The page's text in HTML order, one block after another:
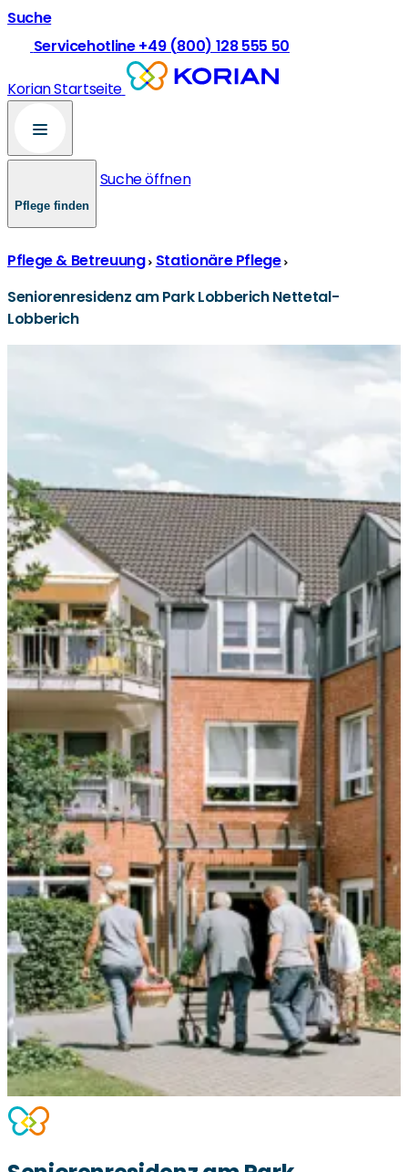
Suche
Servicehotline +49 (800) 128 555 50
Korian Startseite
Pflege finden
Suche öffnen
Pflege & Betreuung Stationäre Pflege
Seniorenresidenz am Park Lobberich Nettetal-
Lobberich